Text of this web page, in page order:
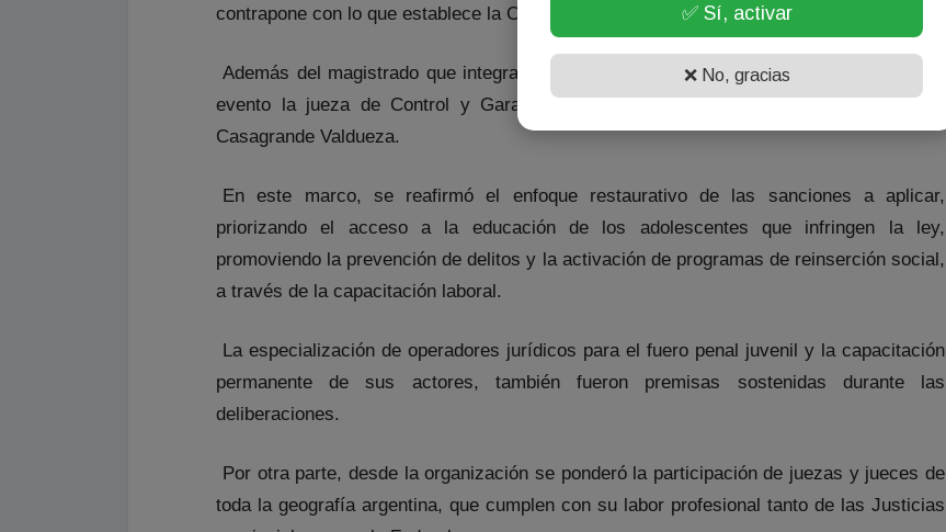
contrapone con lo que establece la Convención sobre los Derechos del Niño.
Además del magistrado que integra el Alto Cuerpo santiagueño, estuvo presente en el
evento la jueza de Control y Garantías con competencia Penal Juvenil, Dra. Érika
Casagrande Valdueza.
En este marco, se reafirmó el enfoque restaurativo de las sanciones a aplicar,
priorizando el acceso a la educación de los adolescentes que infringen la ley,
promoviendo la prevención de delitos y la activación de programas de reinserción social,
a través de la capacitación laboral.
La especialización de operadores jurídicos para el fuero penal juvenil y la capacitación
permanente de sus actores, también fueron premisas sostenidas durante las
deliberaciones.
Por otra parte, desde la organización se ponderó la participación de juezas y jueces de
toda la geografía argentina, que cumplen con su labor profesional tanto de las Justicias
✅ Sí, activar
❌ No, gracias